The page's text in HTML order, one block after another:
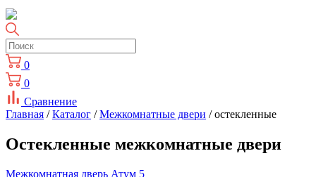
0
0
Сравнение
Главная /Каталог /Межкомнатные двери / остекленные
Остекленные межкомнатные двери
Межкомнатная дверь Атум 5